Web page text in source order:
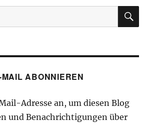
ABONNIEREN
Adresse an, um diesen Blog
und Benachrichtigungen über